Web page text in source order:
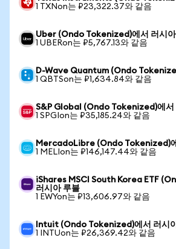
1 TXNon는 ₽23,322.37와 같음
Uber (Ondo Tokenized)에서 러시
1 UBERon는 ₽5,767.13와 같음
D-Wave Quantum (Ondo
1 QBTSon는 ₽1,634.84와 같음
S&P Global (Ondo Tokenized)에서
1 SPGIon는 ₽35,185.24와 같음
MercadoLibre (Ondo Tokenized)
1 MELIon는 ₽146,147.44와 같음
iShares MSCI South Korea ETF
러시아 루블
1 EWYon는 ₽13,606.97와 같음
Intuit (Ondo Tokenized)에서 러시
1 INTUon는 ₽26,369.42와 같음